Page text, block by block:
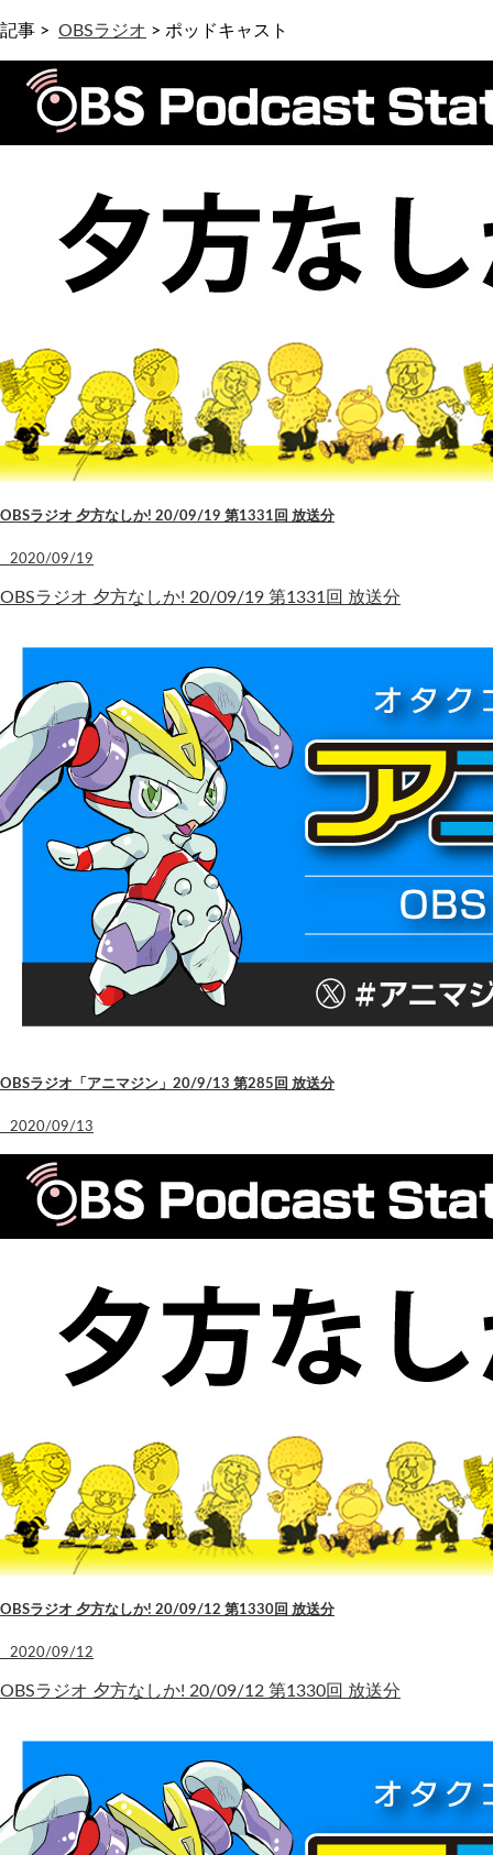
記事 > OBSラジオ > ポッドキャスト
OBSラジオ 夕方なしか! 20/09/19 第1331回 放送分
2020/09/19
OBSラジオ 夕方なしか! 20/09/19 第1331回 放送分
OBSラジオ「アニマジン」20/9/13 第285回 放送分
2020/09/13
OBSラジオ 夕方なしか! 20/09/12 第1330回 放送分
2020/09/12
OBSラジオ 夕方なしか! 20/09/12 第1330回 放送分